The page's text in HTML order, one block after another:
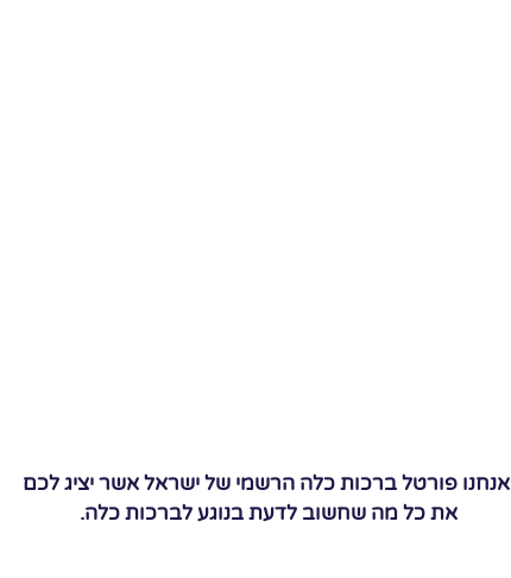
אנחנו פורטל ברכות כלה הרשמי של ישראל אשר יציג לכם
את כל מה שחשוב לדעת בנוגע לברכות כלה.